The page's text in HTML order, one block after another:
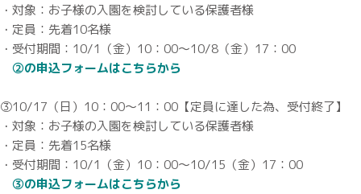
・対象：お子様の入園を検討している保護者様
・定員：先着10名様
・受付期間：10/1（金）10：00～10/8（金）17：00
②の申込フォームはこちらから
③10/17（日）10：00～11：00【定員に達した為、受付終了】
・対象：お子様の入園を検討している保護者様
・定員：先着15名様
・受付期間：10/1（金）10：00～10/15（金）17：00
③の申込フォームはこちらから